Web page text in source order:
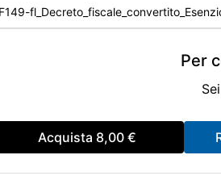
Per
Acquista 8,00 €
presso l'ODCEC di Patti
presso l'ODCEC di Patti